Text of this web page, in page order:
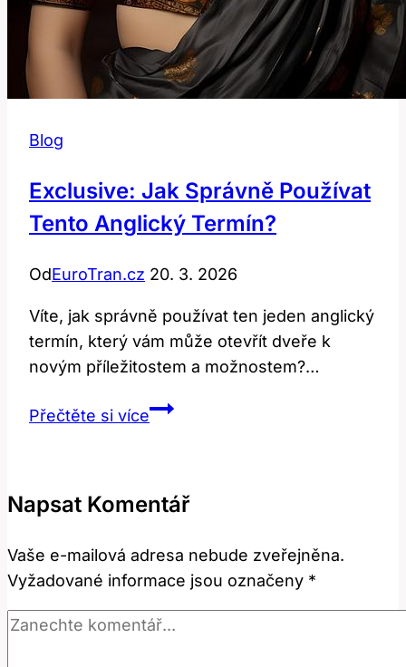
Blog
Exclusive: Jak Správně Používat
Tento Anglický Termín?
OdEuroTran.cz 20. 3. 2026
Víte, jak správně používat ten jeden anglický
termín, který vám může otevřít dveře k
novým příležitostem a možnostem?…
Přečtěte si víceExclusive:
Tento
Termín?
Napsat Komentář
Vaše e-mailová adresa nebude zveřejněna.
Vyžadované informace jsou označeny *